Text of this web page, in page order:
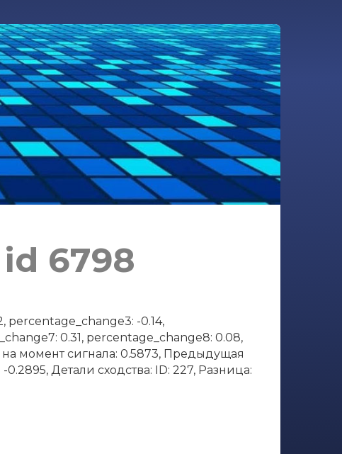
6798
-0.14,
0.31, percentage_change8: 0.08,
момент сигнала: 0.5873, Предыдущая
Детали сходства: ID: 227, Разница: